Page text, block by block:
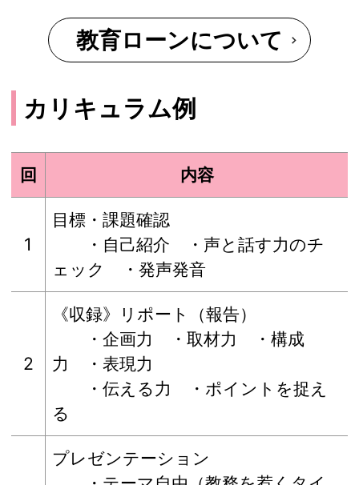
教育ローンについて
カリキュラム例
回 内容
1
目標・課題確認
・自己紹介 ・声と話す力のチ
ェック ・発声発音
2
《収録》リポート（報告）
・企画力 ・取材力 ・構成
力 ・表現力
・伝える力 ・ポイントを捉え
る
プレゼンテーション